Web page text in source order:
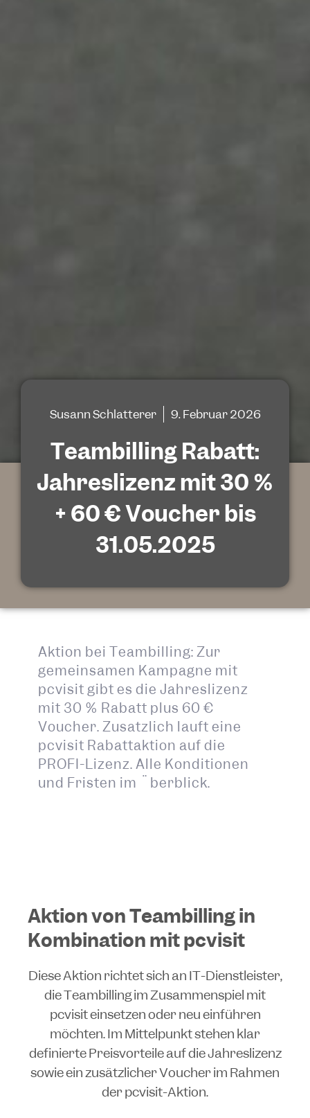
Susann Schlatterer 9. Februar 2026
Teambilling Rabatt:
Jahreslizenz mit 30 %
+ 60 € Voucher bis
31.05.2025
Aktion bei Teambilling: Zur
gemeinsamen Kampagne mit
pcvisit gibt es die Jahreslizenz
mit 30 % Rabatt plus 60 €
Voucher. Zusätzlich läuft eine
pcvisit Rabattaktion auf die
PROFI-Lizenz. Alle Konditionen
und Fristen im Überblick.
Aktion von Teambilling in
Kombination mit pcvisit
Diese Aktion richtet sich an IT-Dienstleister,
die Teambilling im Zusammenspiel mit
pcvisit einsetzen oder neu einführen
möchten. Im Mittelpunkt stehen klar
definierte Preisvorteile auf die Jahreslizenz
sowie ein zusätzlicher Voucher im Rahmen
der pcvisit-Aktion.